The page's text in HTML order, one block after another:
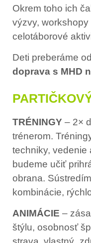
Okrem toho ich
výzvy,
celotáborové
Deti preberáme
doprava s MHD
TRÉNINGY – 2×
trénerom.
techniky, vedenie
budeme učiť
obrana.
kombinácie,
ANIMÁCIE –
štýlu, osobnosť